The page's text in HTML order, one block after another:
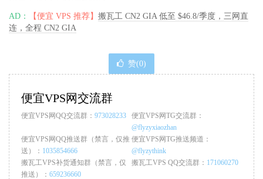
AD： 【便宜 VPS 推荐】 搬瓦工 CN2 GIA 低至 $46.8/季度，三网直
连，全程 CN2 GIA
赞(0)
便宜VPS网交流群
便宜VPS网QQ交流群： 973028233
便宜VPS网TG交流群：
@flyzyxiaozhan
便宜VPS网QQ推送群（禁言，仅推
送）： 1035854666
便宜VPS网TG推送频道：
@flyzythink
搬瓦工VPS补货通知群（禁言，仅
推送）： 659236660
搬瓦工VPS QQ交流群： 171060270